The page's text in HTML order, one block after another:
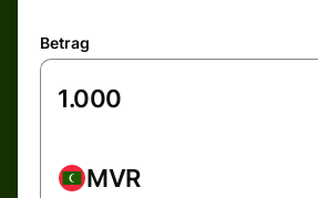
Betrag
MVR